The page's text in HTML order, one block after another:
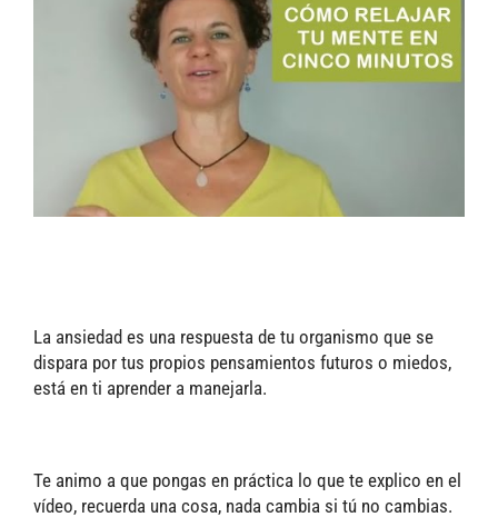
La ansiedad es una respuesta de tu organismo que se
dispara por tus propios pensamientos futuros o miedos,
está en ti aprender a manejarla.
Te animo a que pongas en práctica lo que te explico en el
vídeo, recuerda una cosa, nada cambia si tú no cambias.